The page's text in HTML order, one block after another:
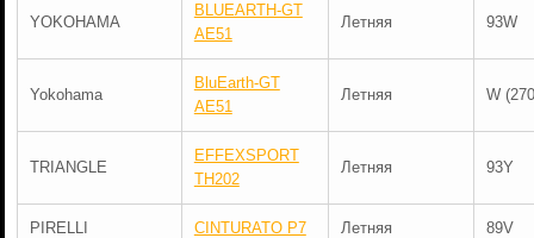
YOKOHAMA
BLUEARTH-GT
AE51
Летняя 93W
Yokohama
BluEarth-GT
AE51
Летняя W
TRIANGLE
EFFEXSPORT
TH202
Летняя 93Y
PIRELLI CINTURATO P7 Летняя 89V